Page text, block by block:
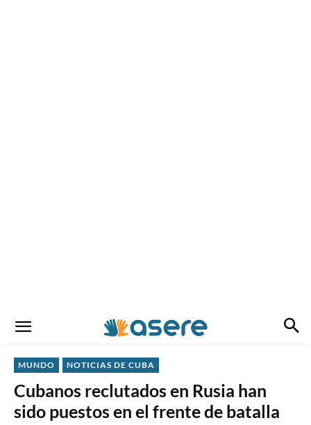
MUNDO NOTICIAS DE CUBA
Cubanos reclutados en Rusia han
sido puestos en el frente de batalla